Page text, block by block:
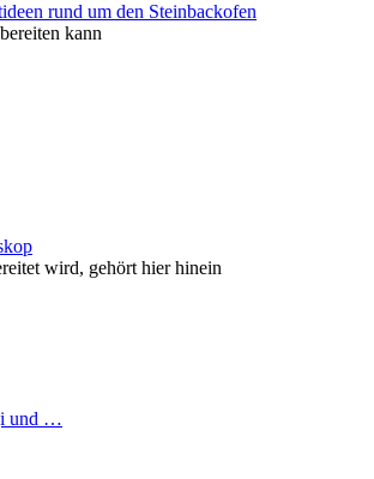
rund um den Steinbackofen
kann
wird, gehört hier hinein
und …